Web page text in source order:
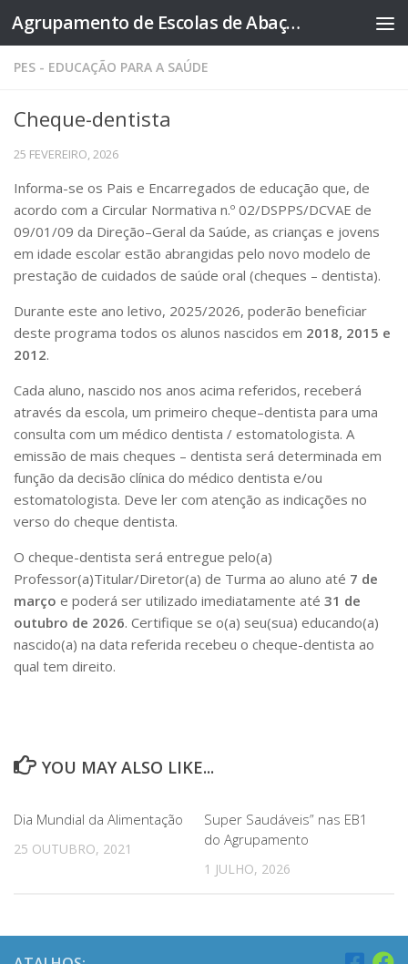
Skip to content Agrupamento de Escolas de Abação
PES - EDUCAÇÃO PARA A SAÚDE
Cheque-dentista
25 FEVEREIRO, 2026
Informa-se os Pais e Encarregados de educação que, de
acordo com a Circular Normativa n.º 02/DSPPS/DCVAE de
09/01/09 da Direção–Geral da Saúde, as crianças e jovens
em idade escolar estão abrangidas pelo novo modelo de
prestação de cuidados de saúde oral (cheques – dentista).
Durante este ano letivo, 2025/2026, poderão beneficiar
deste programa todos os alunos nascidos em 2018, 2015 e
2012.
Cada aluno, nascido nos anos acima referidos, receberá
através da escola, um primeiro cheque–dentista para uma
consulta com um médico dentista / estomatologista. A
emissão de mais cheques – dentista será determinada em
função da decisão clínica do médico dentista e/ou
estomatologista. Deve ler com atenção as indicações no
verso do cheque dentista.
O cheque-dentista será entregue pelo(a)
Professor(a)Titular/Diretor(a) de Turma ao aluno até 7 de
março e poderá ser utilizado imediatamente até 31 de
outubro de 2026. Certifique se o(a) seu(sua) educando(a)
nascido(a) na data referida recebeu o cheque-dentista ao
qual tem direito.
YOU MAY ALSO LIKE...
Dia Mundial da Alimentação
25 OUTUBRO, 2021
Super Saudáveis” nas EB1
do Agrupamento
1 JULHO, 2026